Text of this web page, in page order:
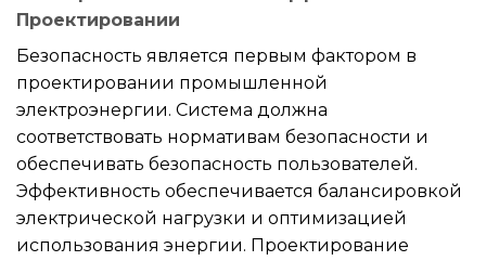
Проектировании
Безопасность является первым фактором в
проектировании промышленной
электроэнергии. Система должна
соответствовать нормативам безопасности и
обеспечивать безопасность пользователей.
Эффективность обеспечивается балансировкой
электрической нагрузки и оптимизацией
использования энергии. Проектирование